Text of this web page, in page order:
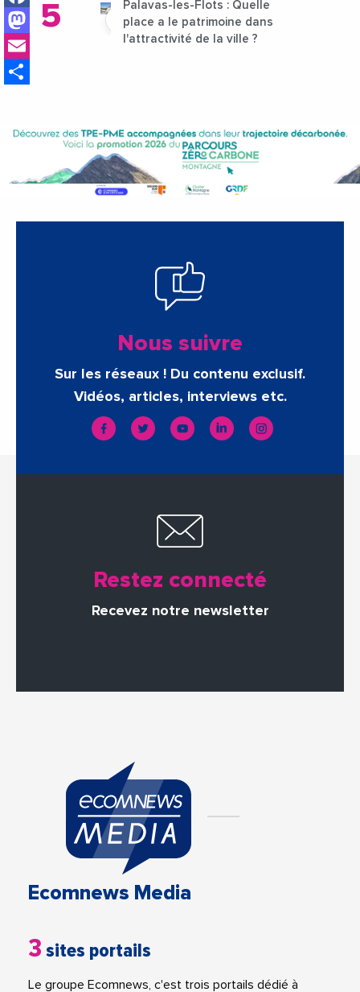
Mastodon
Palavas-les-Flots : Quelle
place a le patrimoine dans
l'attractivité de la ville ?
Nous suivre
Sur les réseaux ! Du contenu exclusif.
Vidéos, articles, interviews etc.
Restez connecté
Recevez notre newsletter
Ecomnews Media
3 sites portails
Le groupe Ecomnews, c'est trois portails dédié à